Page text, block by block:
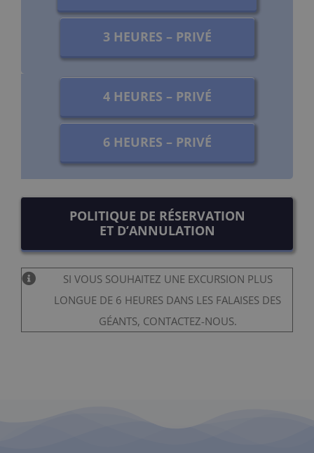
3 HEURES – PRIVÉ
4 HEURES – PRIVÉ
6 HEURES – PRIVÉ
POLITIQUE DE RÉSERVATION
ET D’ANNULATION
SI VOUS SOUHAITEZ UNE EXCURSION PLUS
LONGUE DE 6 HEURES DANS LES FALAISES DES
GÉANTS, CONTACTEZ-NOUS.